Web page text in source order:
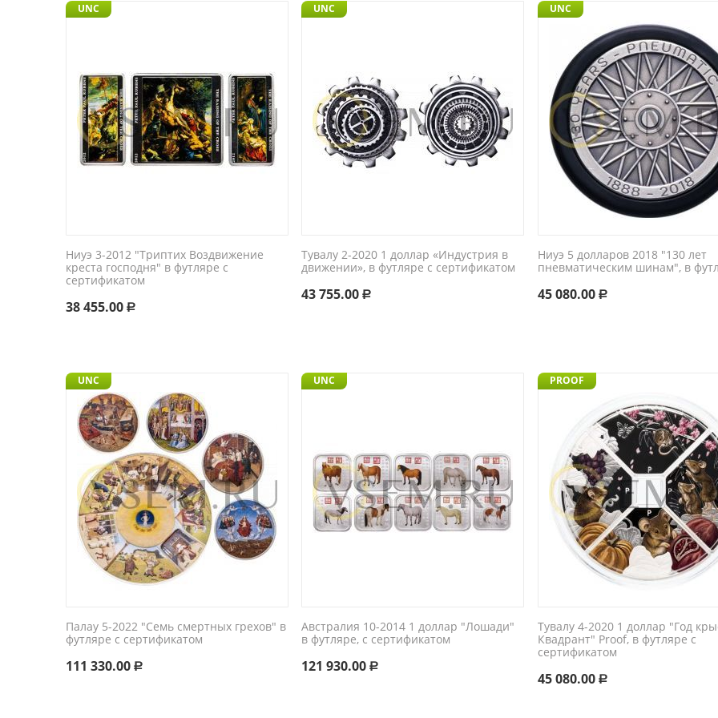
UNC
Ниуэ 3-2012 "Триптих Воздвижение
креста господня" в футляре с
сертификатом
38 455.00 Р
UNC
Тувалу 2-2020 1 доллар «Индустрия в
движении», в футляре с сертификатом
43 755.00 Р
UNC
Ниуэ 5 долларов 2018 "130 лет
пневматическим шинам", в
45 080.00 Р
UNC
Палау 5-2022 "Семь смертных грехов" в
футляре с сертификатом
111 330.00 Р
UNC
Австралия 10-2014 1 доллар "Лошади"
в футляре, с сертификатом
121 930.00 Р
PROOF
Тувалу 4-2020 1 доллар "Год
Квадрант" Proof, в футляре с
сертификатом
45 080.00 Р